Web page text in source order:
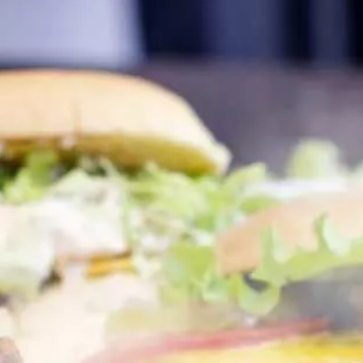
Paramètres de
confidentialité
Afin de faciliter votre navigation et de vous
apporter le meilleur service possible, nous utilisons
des cookies pour améliorer le site aux besoins des
visiteurs, notamment selon la fréquentation.
Nos politique de confidentialité